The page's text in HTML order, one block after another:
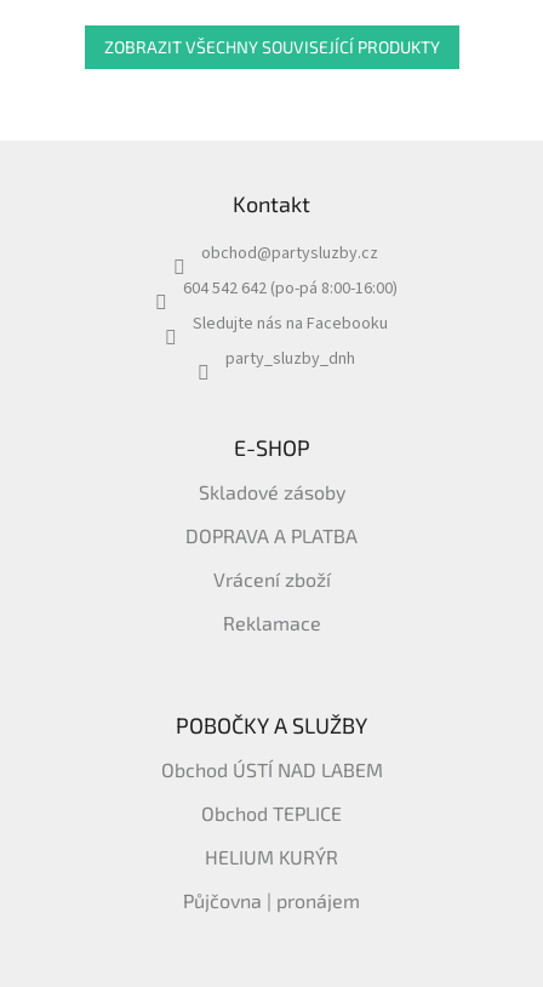
ZOBRAZIT VŠECHNY SOUVISEJÍCÍ PRODUKTY
Kontakt
obchod@partysluzby.cz
604 542 642 (po-pá 8:00-16:00)
Sledujte nás na Facebooku
party_sluzby_dnh
E-SHOP
Skladové zásoby
DOPRAVA A PLATBA
Vrácení zboží
Reklamace
POBOČKY A SLUŽBY
Obchod ÚSTÍ NAD LABEM
Obchod TEPLICE
HELIUM KURÝR
Půjčovna | pronájem